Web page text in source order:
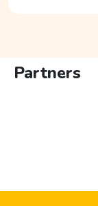
Partners